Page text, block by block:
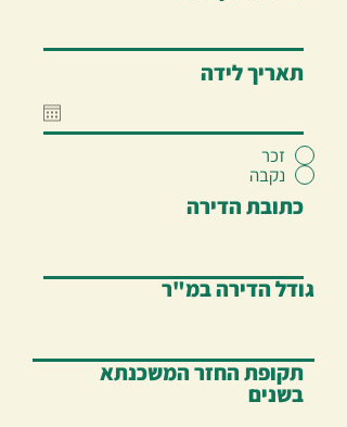
תאריך לידה
זכר
נקבה
כתובת הדירה
גודל הדירה במ"ר
תקופת החזר המשכנתא
בשנים